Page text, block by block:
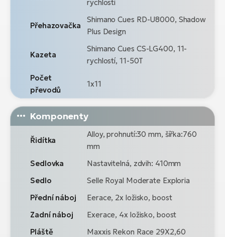
rychlostí
Přehazovačka
Shimano Cues RD-U8000, Shadow
Plus Design
Kazeta
Shimano Cues CS-LG400, 11-
rychlostí, 11-50T
Počet
převodů
1x11
Komponenty
Řidítka
Alloy, prohnutí:30 mm, šířka:760
mm
Sedlovka
Nastavitelná, zdvih: 410mm
Sedlo
Selle Royal Moderate Exploria
Přední náboj
Eerace, 2x ložisko, boost
Zadní náboj
Exerace, 4x ložisko, boost
Pláště
Maxxis Rekon Race 29X2,60